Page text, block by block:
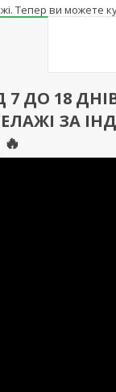
Тепер ви
ДО 18
ЗА
🔥